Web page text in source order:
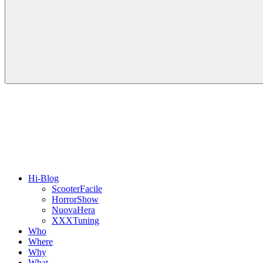
Hi-Blog
ScooterFacile
HorrorShow
NuovaHera
XXXTuning
Who
Where
Why